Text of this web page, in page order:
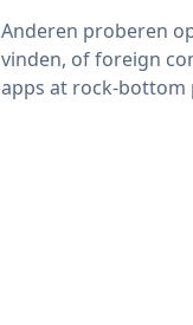
Anderen proberen
vinden, of foreign
apps at rock-bottom